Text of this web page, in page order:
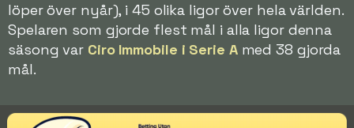
löper över nyår), i 45 olika ligor över hela världen.
Spelaren som gjorde flest mål i alla ligor denna
säsong var Ciro Immobile i Serie Amed 38 gjorda
mål.